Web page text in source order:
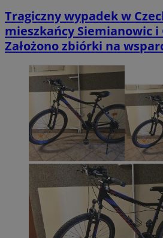
Tragiczny wypadek w
mieszkańcy Siemianowic i
Założono zbiórki na